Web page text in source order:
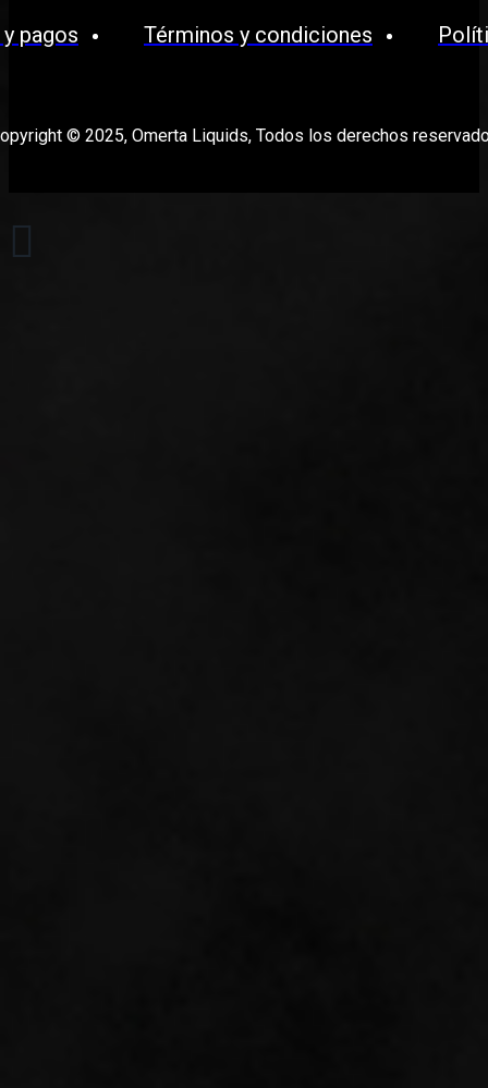
pagos Términos y condiciones
© 2025, Omerta Liquids, Todos los derechos